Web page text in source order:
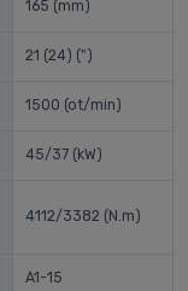
165 (mm)
21 (24) (")
1500 (ot/min)
45/37 (kW)
4112/3382 (N.m)
A1-15